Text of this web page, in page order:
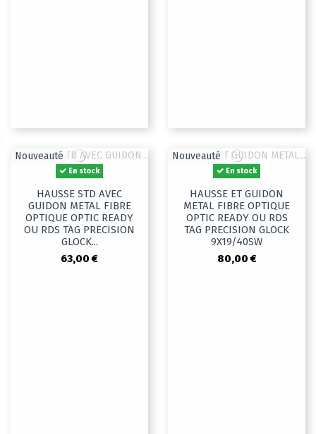
Nouveauté
En stock
HAUSSE STD AVEC
GUIDON METAL FIBRE
OPTIQUE OPTIC READY
OU RDS TAG PRECISION
GLOCK...
63,00 €
Nouveauté
En stock
HAUSSE ET GUIDON
METAL FIBRE OPTIQUE
OPTIC READY OU RDS
TAG PRECISION GLOCK
9X19/40SW
80,00 €